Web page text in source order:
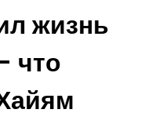
жизнь
что